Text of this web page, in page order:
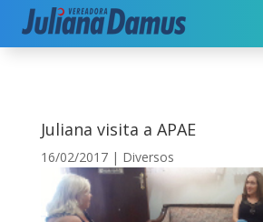
Início|Diversos|Juliana visita a APAE
Juliana visita a APAE
16/02/2017| Diversos